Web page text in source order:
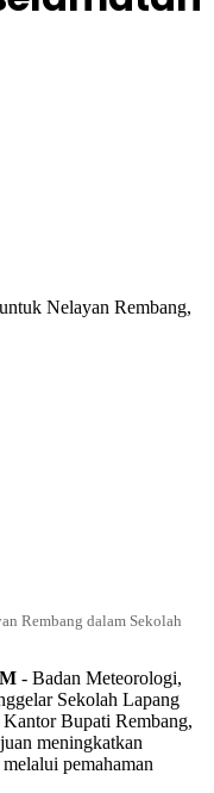
Rembang dalam Sekolah
- Badan Meteorologi,
Sekolah Lapang
Bupati Rembang,
meningkatkan
pemahaman